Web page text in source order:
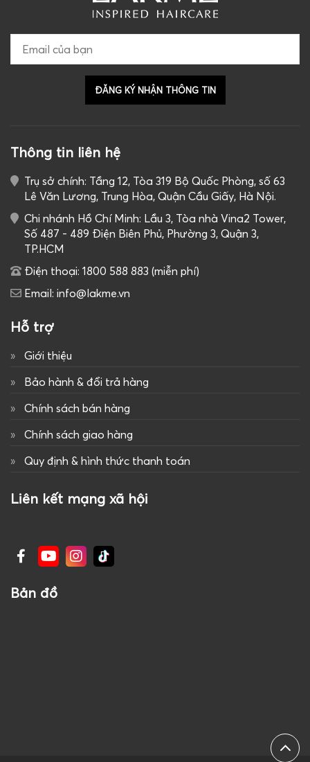
Thông tin liên hệ
Trụ sở chính: Tầng 12, Tòa 319 Bộ Quốc Phòng, số 63
Lê Văn Lương, Trung Hòa, Quận Cầu Giấy, Hà Nội.
Chi nhánh Hồ Chí Minh: Lầu 3, Tòa nhà Vina2 Tower,
Số 487 - 489 Điện Biên Phủ, Phường 3, Quận 3,
TP.HCM
Điện thoại: 1800 588 883 (miễn phí)
Email: info@lakme.vn
Hỗ trợ
Giới thiệu
Bảo hành & đổi trả hàng
Chính sách bán hàng
Chính sách giao hàng
Quy định & hình thức thanh toán
Liên kết mạng xã hội
Bản đồ